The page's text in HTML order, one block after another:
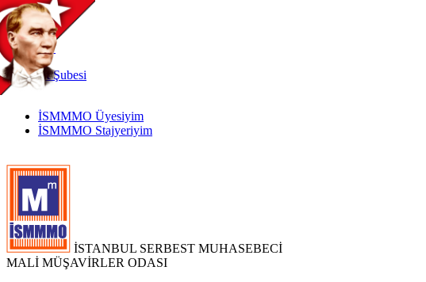
TR
|
EN
İnternetŞubesi
İSMMMO Üyesiyim
İSMMMO Stajyeriyim
İSTANBUL SERBEST MUHASEBECİ
MALİ MÜŞAVİRLER ODASI